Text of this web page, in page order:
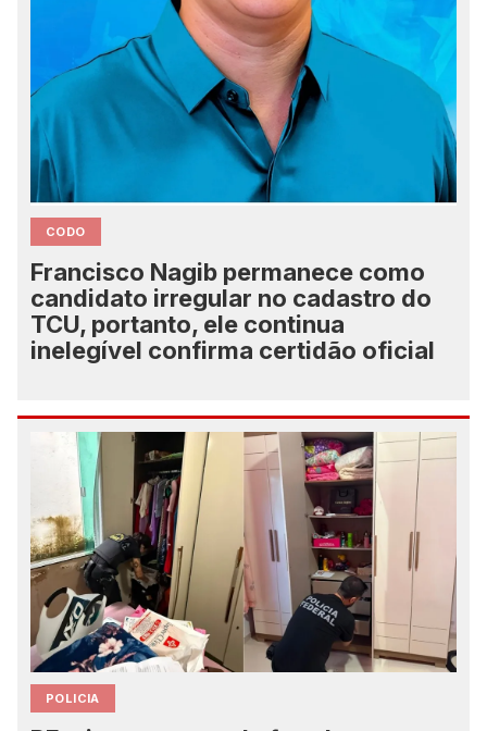
CODO
Francisco Nagib permanece como
candidato irregular no cadastro do
TCU, portanto, ele continua
inelegível confirma certidão oficial
POLICIA